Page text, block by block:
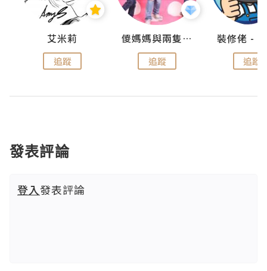
艾米莉
追蹤
儍媽媽與兩隻小魔怪之家
追蹤 追蹤
發表評論
登入發表評論